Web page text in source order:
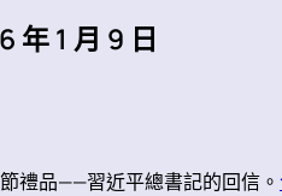
年 1 月 9 日
禮品——習近平總書記的回信。